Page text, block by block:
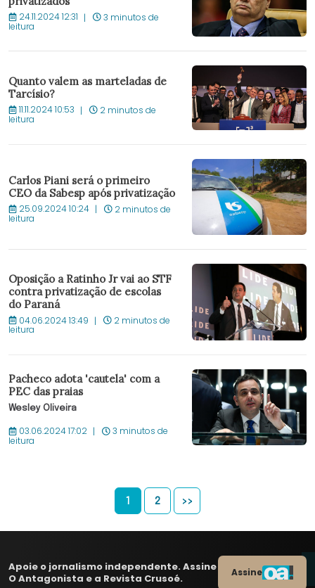
24.11.2024 12:31 3 minutos de
leitura
Quanto valem as marteladas de
Tarcísio?
11.11.2024 10:53 2 minutos de
leitura
Carlos Piani será o primeiro
CEO da Sabesp após privatização
25.09.2024 10:24 2 minutos de
leitura
Oposição a Ratinho Jr vai ao STF
contra privatização de escolas
do Paraná
04.06.2024 13:49 2 minutos de
leitura
Pacheco adota 'cautela' com a
PEC das praias
Wesley Oliveira
03.06.2024 17:02 3 minutos de
leitura
1 2 >>
Apoie o jornalismo independente. Assine
O Antagonista e a Revista Crusoé.
Assine